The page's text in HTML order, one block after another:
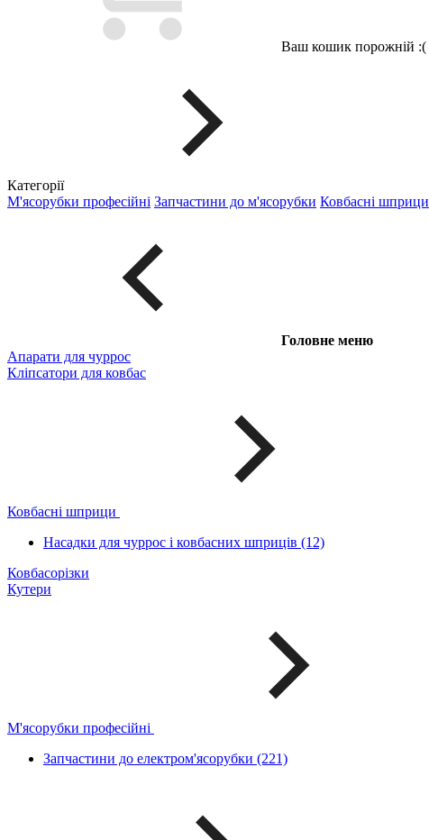
Ваш кошик порожній :(
Категорії
М'ясорубки професійні Запчастини до м'ясорубки Ковбасні шприци
Головне меню
Апарати для чуррос
Кліпсатори для ковбас
Ковбасні шприци
Насадки для чуррос і ковбасних шприців (12)
Ковбасорізки
Кутери
М'ясорубки професійні
Запчастини до електром'ясорубки (221)